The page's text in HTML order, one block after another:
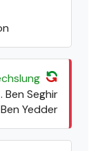
Ben Seghir
Yedder